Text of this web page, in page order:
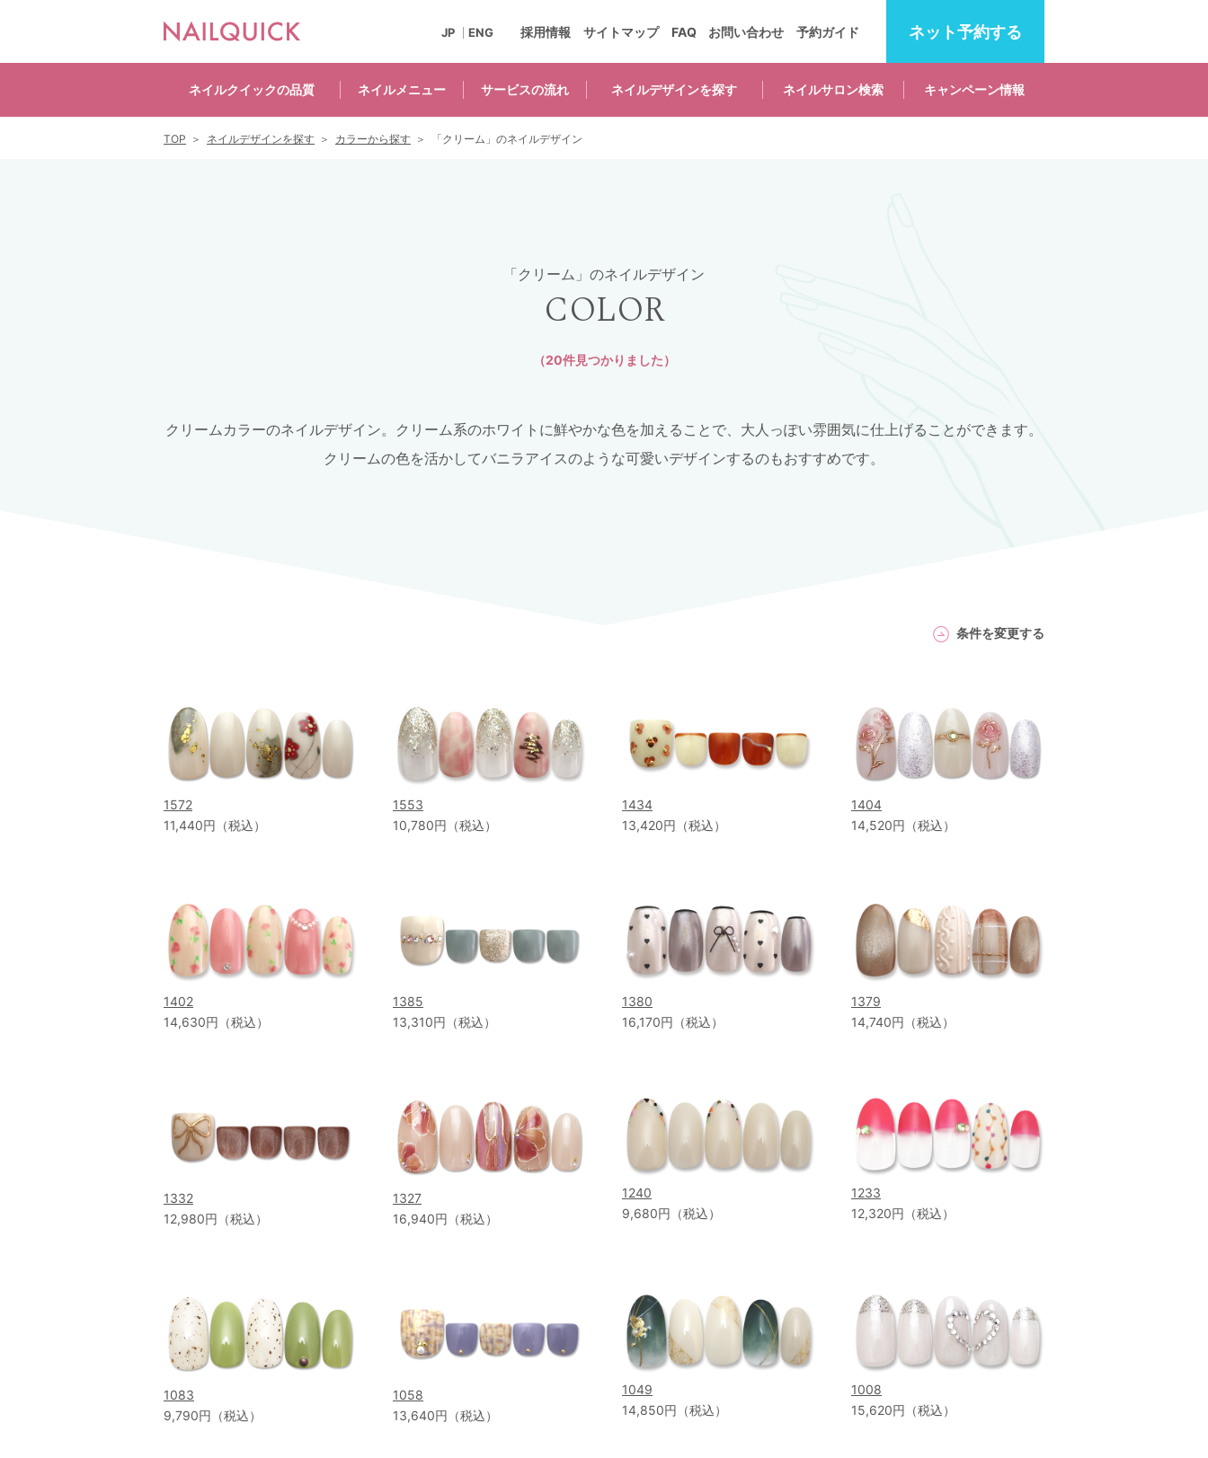
ネット予約する
ネイルクイックの品質 ネイルメニュー サービスの流れ ネイルデザインを探す ネイルサロン検索 キャンペーン情報
採用情報 サイトマップ FAQ お問い合わせ 予約ガイド
JP ENG
「クリーム」のネイルデザイン
COLOR
（20件見つかりました）
クリームカラーのネイルデザイン。クリーム系のホワイトに鮮やかな色を加えることで、大人っぽい雰囲気に仕上げることができます。
クリームの色を活かしてバニラアイスのような可愛いデザインするのもおすすめです。
条件を変更する
1572
11,440円（税込）
1553
10,780円（税込）
1434
13,420円（税込）
1404
14,520円（税込）
1402
14,630円（税込）
1385
13,310円（税込）
1380
16,170円（税込）
1379
14,740円（税込）
1332
12,980円（税込）
1327
16,940円（税込）
1240
9,680円（税込）
1233
12,320円（税込）
1083
9,790円（税込）
1058
13,640円（税込）
1049
14,850円（税込）
1008
15,620円（税込）
TOP ネイルデザインを探す カラーから探す 「クリーム」のネイルデザイン